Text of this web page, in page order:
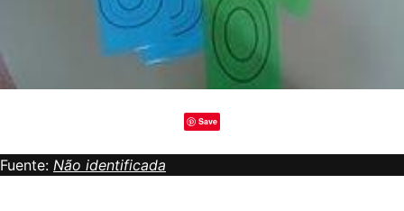
Save
Fuente: Não identificada